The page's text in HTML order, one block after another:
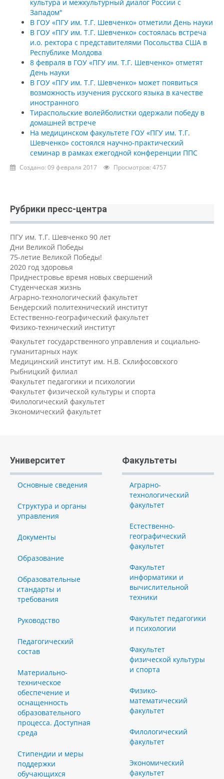
культура и межкультурный диалог России с
Западом"
В ГОУ «ПГУ им. Т.Г. Шевченко» отметили День науки
В ГОУ «ПГУ им. Т.Г. Шевченко» состоялась встреча
и.о. ректора с представителями Посольства США в
Республике Молдова
8 февраля в ГОУ «ПГУ им. Т.Г. Шевченко» отметят
День науки
В ГОУ «ПГУ им. Т.Г. Шевченко» может появиться
возможность изучения русского языка в качестве
иностранного
Тираспольские волейболистки одержали победу в
домашней встрече
На медицинском факультете ГОУ «ПГУ им. Т.Г.
Шевченко» состоялся научно-практический
семинар в рамках ежегодной конференции ППС
Создано: 09 февраля 2017 Просмотров: 4757
Рубрики пресс-центра
ПГУ им. Т.Г. Шевченко 90 лет
Дни Великой Победы
75-летие Великой Победы!
2020 год здоровья
Приднестровье время новых свершений
Студенческая жизнь
Аграрно-технологический факультет
Бендерский политехнический институт
Естественно-географический факультет
Физико-технический институт
Факультет государственного управления и социально-
гуманитарных наук
Медицинский институт им. Н.В. Склифосовского
Рыбницкий филиал
Факультет педагогики и психологии
Факультет физической культуры и спорта
Филологический факультет
Экономический факультет
Университет
Основные сведения
Структура и органы
управления
Документы
Образование
Образовательные
стандарты и
требования
Руководство
Педагогический
состав
Материально-
техническое
обеспечение и
оснащенность
образовательного
процесса. Доступная
среда
Стипендии и меры
поддержки
обучающихся
Факультеты
Аграрно-
технологический
факультет
Естественно-
географический
факультет
Факультет
информатики и
вычислительной
техники
Факультет педагогики
и психологии
Факультет
физической культуры
и спорта
Физико-
математический
факультет
Филологический
факультет
Экономический
факультет